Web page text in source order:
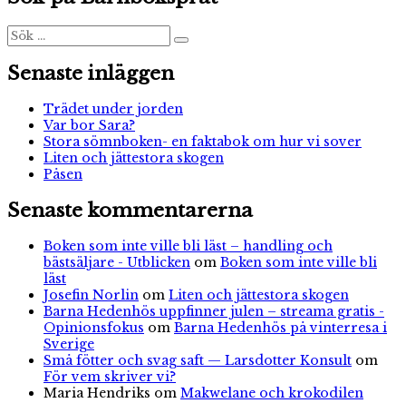
Sök
efter:
Sök
Senaste inläggen
Trädet under jorden
Var bor Sara?
Stora sömnboken- en faktabok om hur vi sover
Liten och jättestora skogen
Påsen
Senaste kommentarerna
Boken som inte ville bli läst – handling och
bästsäljare - Utblicken om Boken som inte ville bli
läst
Josefin Norlin om Liten och jättestora skogen
Barna Hedenhös uppfinner julen – streama gratis -
Opinionsfokus om Barna Hedenhös på vinterresa i
Sverige
Små fötter och svag saft — Larsdotter Konsult om
För vem skriver vi?
Maria Hendriks om Makwelane och krokodilen